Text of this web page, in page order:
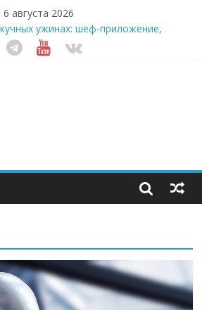
6 августа 2026
ужинах: шеф-приложение,
вашу еду насквозь
бизнес на полётах дронов и
почему кокосовая вода с
становится главным трендом